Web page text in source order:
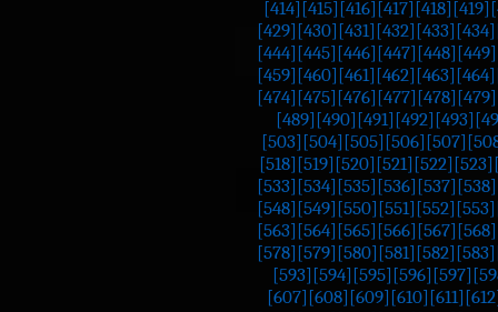
[414] [415] [416] [417] [418] [419]
[429] [430] [431] [432] [433] [434]
[444] [445] [446] [447] [448] [449]
[459] [460] [461] [462] [463] [464]
[474] [475] [476] [477] [478] [479]
[489] [490] [491] [492] [493]
[503] [504] [505] [506] [507]
[518] [519] [520] [521] [522] [523]
[533] [534] [535] [536] [537] [538]
[548] [549] [550] [551] [552] [553]
[563] [564] [565] [566] [567] [568]
[578] [579] [580] [581] [582] [583]
[593] [594] [595] [596] [597]
[607] [608] [609] [610] [611]